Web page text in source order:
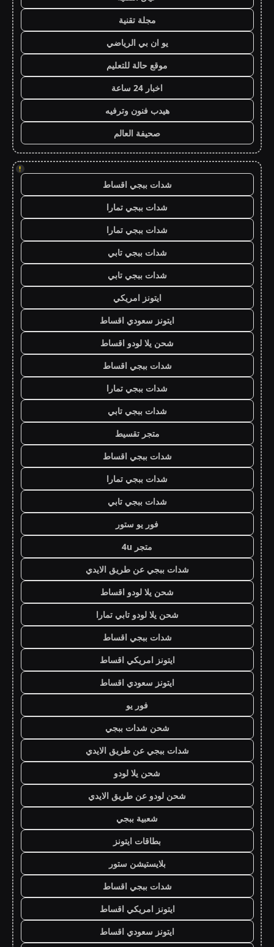
مجلة تقنية
يو ان بي الرياضي
موقع حالة للتعليم
اخبار 24 ساعة
هيدب فنون وترفيه
صحيفة العالم
!
شدات ببجي اقساط
شدات ببجي تمارا
شدات ببجي تمارا
شدات ببجي تابي
شدات ببجي تابي
ايتونز امريكي
ايتونز سعودي اقساط
شحن يلا لودو اقساط
شدات ببجي اقساط
شدات ببجي تمارا
شدات ببجي تابي
متجر تقسيط
شدات ببجي اقساط
شدات ببجي تمارا
شدات ببجي تابي
فور يو ستور
متجر 4u
شدات ببجي عن طريق الايدي
شحن يلا لودو اقساط
شحن يلا لودو تابي تمارا
شدات ببجي اقساط
ايتونز امريكي اقساط
ايتونز سعودي اقساط
فور يو
شحن شدات ببجي
شدات ببجي عن طريق الايدي
شحن يلا لودو
شحن لودو عن طريق الايدي
شعبية ببجي
بطاقات ايتونز
بلايستيشن ستور
شدات ببجي اقساط
ايتونز امريكي اقساط
ايتونز سعودي اقساط